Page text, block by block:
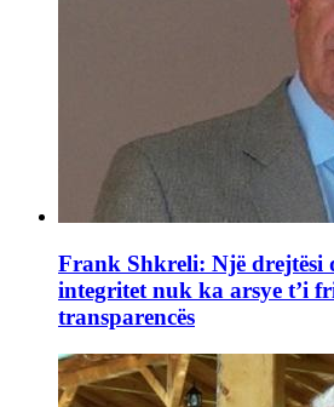
Frank Shkreli: Një drejtësi
integritet nuk ka arsye t’i
transparencës